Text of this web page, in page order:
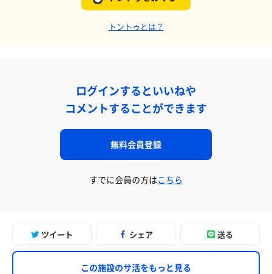
トントゥとは？
ログインするといいねや
コメントすることができます
無料会員登録
すでに会員の方はこちら
ツイート シェア 送る
この施設のサ活をもっと見る